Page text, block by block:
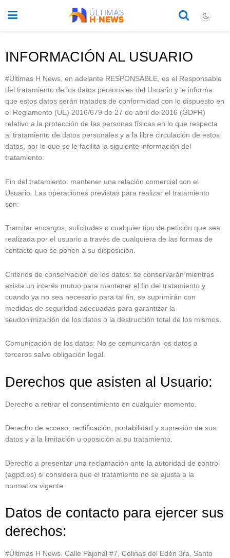
INFORMACIÓN AL USUARIO
#Últimas H News, en adelante RESPONSABLE, es el Responsable
del tratamiento de los datos personales del Usuario y le informa
que estos datos serán tratados de conformidad con lo dispuesto en
el Reglamento (UE) 2016/679 de 27 de abril de 2016 (GDPR)
relativo a la protección de las personas físicas en lo que respecta
al tratamiento de datos personales y a la libre circulación de estos
datos, por lo que se le facilita la siguiente información del
tratamiento:
Fin del tratamiento: mantener una relación comercial con el
Usuario. Las operaciones previstas para realizar el tratamiento
son:
Tramitar encargos, solicitudes o cualquier tipo de petición que sea
realizada por el usuario a través de cualquiera de las formas de
contacto que se ponen a su disposición.
Criterios de conservación de los datos: se conservarán mientras
exista un interés mutuo para mantener el fin del tratamiento y
cuando ya no sea necesario para tal fin, se suprimirán con
medidas de seguridad adecuadas para garantizar la
seudonimización de los datos o la destrucción total de los mismos.
Comunicación de los datos: No se comunicarán los datos a
terceros salvo obligación legal.
Derechos que asisten al Usuario:
Derecho a retirar el consentimiento en cualquier momento.
Derecho de acceso, rectificación, portabilidad y supresión de sus
datos y a la limitación u oposición al su tratamiento.
Derecho a presentar una reclamación ante la autoridad de control
(agpd.es) si considera que el tratamiento no se ajusta a la
normativa vigente.
Datos de contacto para ejercer sus
derechos:
#Últimas H News. Calle Pajonal #7, Colinas del Edén 3ra, Santo